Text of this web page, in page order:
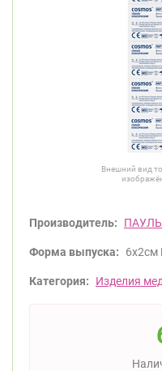
Внешний вид
Производитель:
Форма выпуска:
Категория: Изделия